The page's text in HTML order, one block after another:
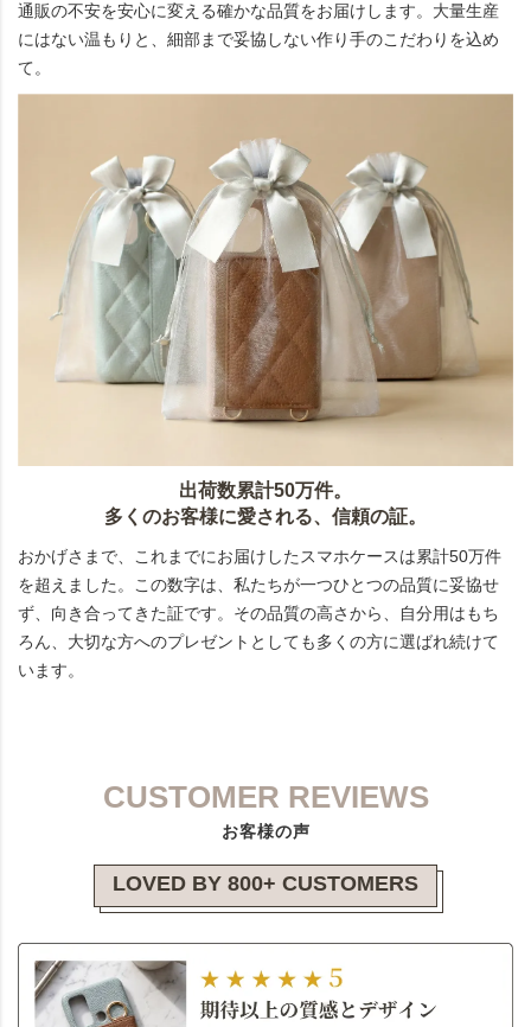
通販の不安を安心に変える確かな品質をお届けします。大量生産
にはない温もりと、細部まで妥協しない作り手のこだわりを込め
て。
出荷数累計50万件。
多くのお客様に愛される、信頼の証。
おかげさまで、これまでにお届けしたスマホケースは累計50万件
を超えました。この数字は、私たちが一つひとつの品質に妥協せ
ず、向き合ってきた証です。その品質の高さから、自分用はもち
ろん、大切な方へのプレゼントとしても多くの方に選ばれ続けて
います。
CUSTOMER REVIEWS
お客様の声
LOVED BY 800+ CUSTOMERS